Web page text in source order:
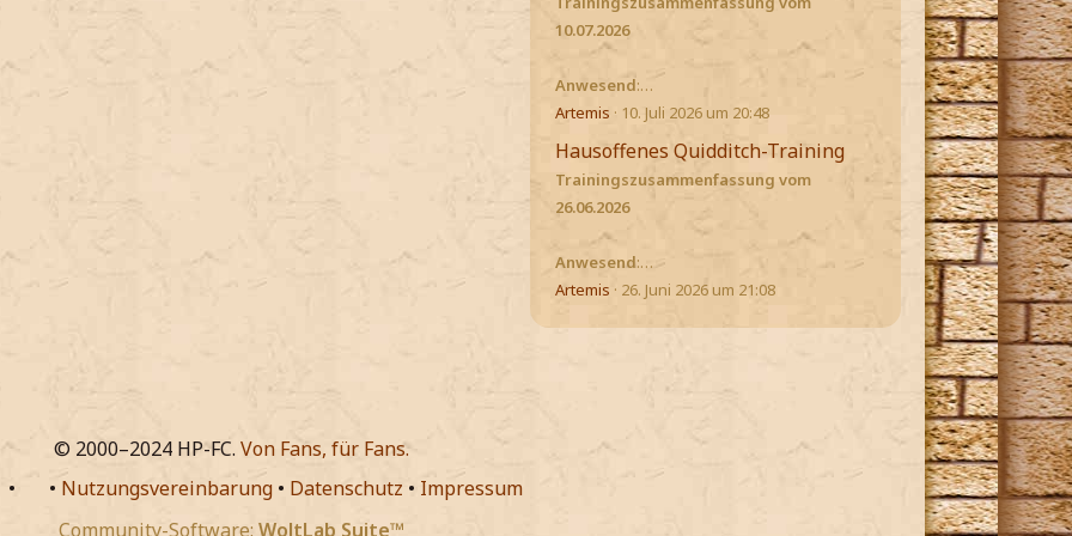
10.07.2026
Anwesend:…
Artemis
10. Juli 2026 um 20:48
Hausoffenes Quidditch-Training
Trainingszusammenfassung vom
26.06.2026
Anwesend:…
Artemis
26. Juni 2026 um 21:08
© 2000–2024 HP-FC. Von Fans, für Fans.
•
• Nutzungsvereinbarung • Datenschutz • Impressum
Community-Software: WoltLab Suite™